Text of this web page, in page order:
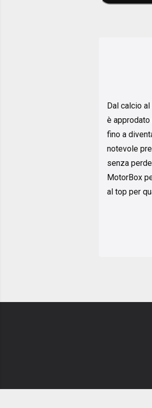
Dal calcio
è
fino a
notevole
senza
MotorBox
al top per